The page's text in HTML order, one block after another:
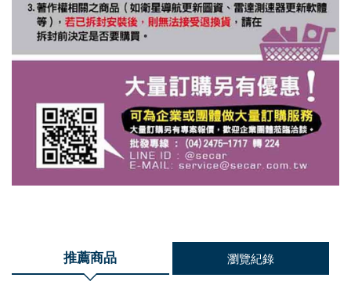
推薦商品 瀏覽紀錄